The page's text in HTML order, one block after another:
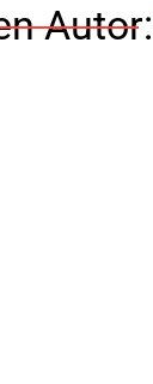
Autor: